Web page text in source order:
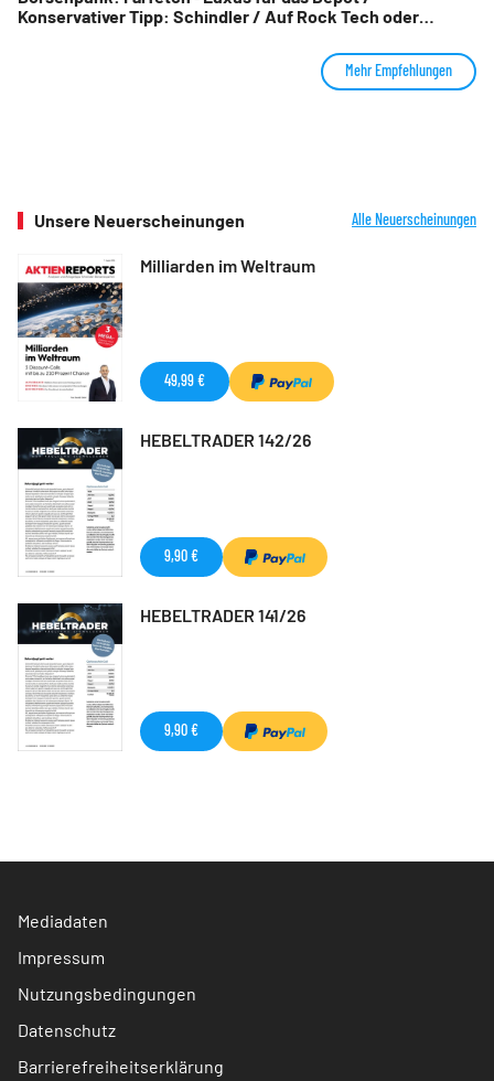
Konservativer Tipp: Schindler / Auf Rock Tech oder
Mehr Empfehlungen
Unsere Neuerscheinungen Alle Neuerscheinungen
Milliarden im Weltraum
49,99 €
HEBELTRADER 142/26
9,90 €
HEBELTRADER 141/26
9,90 €
Mediadaten
Impressum
Nutzungsbedingungen
Datenschutz
Barrierefreiheitserklärung